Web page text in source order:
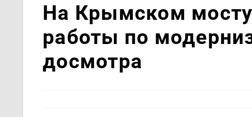
На Крымском
работы по
досмотра